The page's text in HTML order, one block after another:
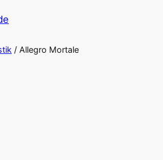
/ Allegro Mortale